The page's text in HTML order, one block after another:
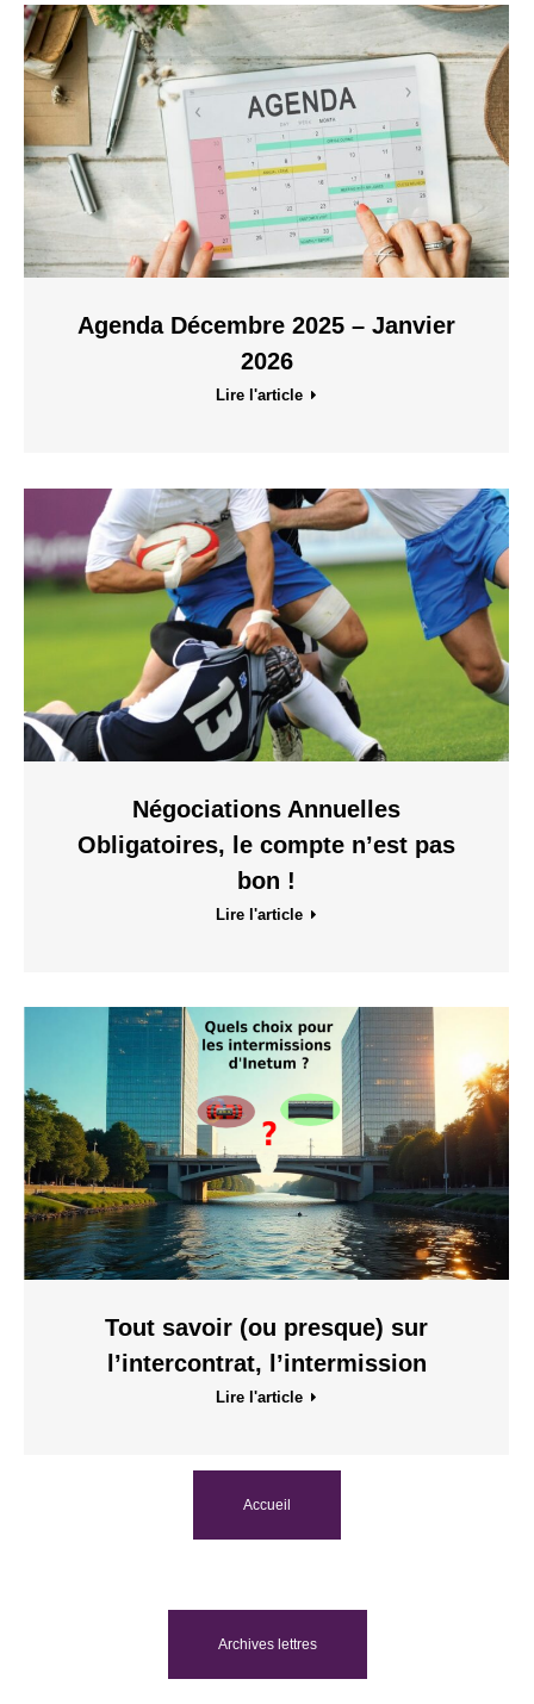
Agenda Décembre 2025 – Janvier
2026
Lire l'article
Négociations Annuelles
Obligatoires, le compte n’est pas
bon !
Lire l'article
Tout savoir (ou presque) sur
l’intercontrat, l’intermission
Lire l'article
Accueil
Archives lettres